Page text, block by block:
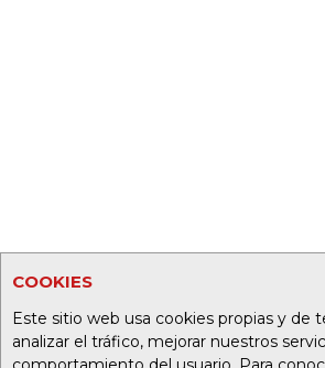
COOKIES
Este sitio web usa cookies propias y de
analizar el tráfico, mejorar nuestros